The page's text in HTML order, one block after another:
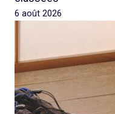
6 août 2026